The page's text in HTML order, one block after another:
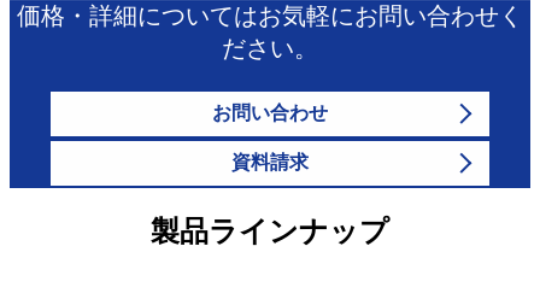
価格・詳細についてはお気軽にお問い合わせく
ださい。
お問い合わせ
資料請求
製品ラインナップ